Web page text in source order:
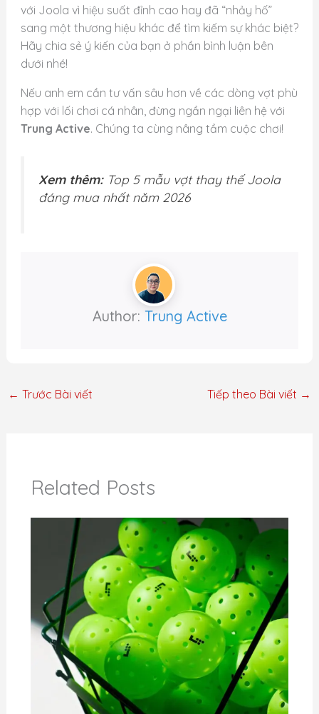
với Joola vì hiệu suất đỉnh cao hay đã “nhảy hố”
sang một thương hiệu khác để tìm kiếm sự khác biệt?
Hãy chia sẻ ý kiến của bạn ở phần bình luận bên
dưới nhé!
Nếu anh em cần tư vấn sâu hơn về các dòng vợt phù
hợp với lối chơi cá nhân, đừng ngần ngại liên hệ với
Trung Active. Chúng ta cùng nâng tầm cuộc chơi!
Xem thêm:Top 5 mẫu vợt thay thế Joola
đáng mua nhất năm 2026
Author: Trung Active
← Trước Bài viết Tiếp theo Bài viết →
Related Posts